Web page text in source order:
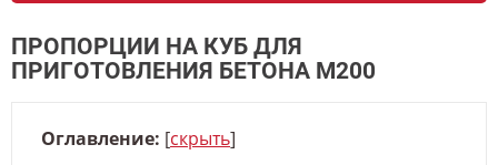
ПРОПОРЦИИ НА КУБ ДЛЯ
ПРИГОТОВЛЕНИЯ БЕТОНА М200
Оглавление: [скрыть]